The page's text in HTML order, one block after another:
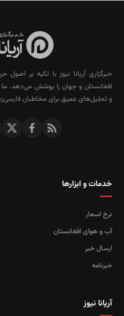
خبرگزاری آریانا نیوز با تکیه بر اصول
افغانستان و جهان را پوشش می‌دهد. ما
و تحلیل‌های عمیق برای مخاطبان
خدمات و ابزارها
نرخ اسعار
آب و هوای افغانستان
ارسال خبر
خبرنامه
آریانا نیوز